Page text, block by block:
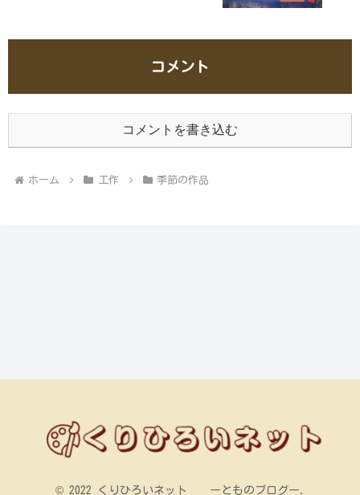
コメント
コメントを書き込む
ホーム 工作 季節の作品
© 2022 くりひろいネット ーとものブログー.